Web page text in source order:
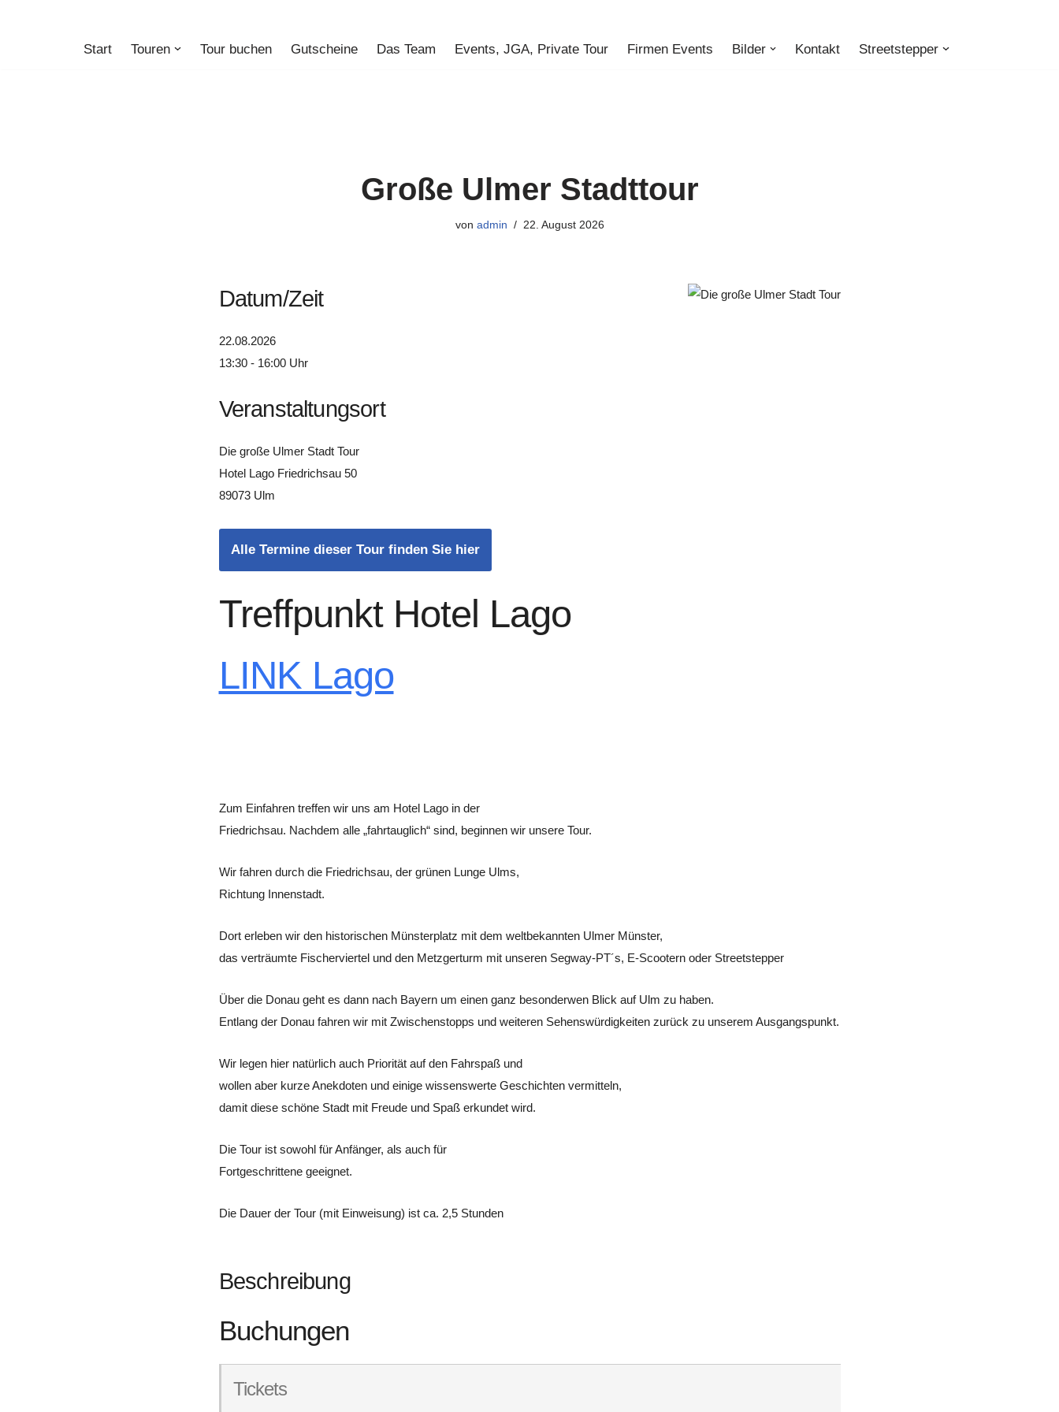
Start Touren Tour buchen Gutscheine Das Team Events, JGA, Private Tour Firmen Events Bilder Kontakt Streetstepper
Große Ulmer Stadttour
von admin 22. August 2026
Datum/Zeit
22.08.2026
13:30 - 16:00 Uhr
Veranstaltungsort
Die große Ulmer Stadt Tour
Hotel Lago Friedrichsau 50
89073 Ulm
Alle Termine dieser Tour finden Sie hier
Treffpunkt Hotel Lago
LINK Lago
Zum Einfahren treffen wir uns am Hotel Lago in der
Friedrichsau. Nachdem alle „fahrtauglich“ sind, beginnen wir unsere Tour.
Wir fahren durch die Friedrichsau, der grünen Lunge Ulms,
Richtung Innenstadt.
Dort erleben wir den historischen Münsterplatz mit dem weltbekannten Ulmer Münster,
das verträumte Fischerviertel und den Metzgerturm mit unseren Segway-PT´s, E-Scootern oder Streetstepper
Über die Donau geht es dann nach Bayern um einen ganz besonderwen Blick auf Ulm zu haben.
Entlang der Donau fahren wir mit Zwischenstopps und weiteren Sehenswürdigkeiten zurück zu unserem Ausgangspunkt.
Wir legen hier natürlich auch Priorität auf den Fahrspaß und
wollen aber kurze Anekdoten und einige wissenswerte Geschichten vermitteln,
damit diese schöne Stadt mit Freude und Spaß erkundet wird.
Die Tour ist sowohl für Anfänger, als auch für
Fortgeschrittene geeignet.
Die Dauer der Tour (mit Einweisung) ist ca. 2,5 Stunden
Beschreibung
Buchungen
Tickets